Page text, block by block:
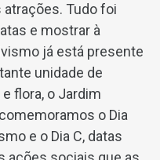
Tudo foi
e mostrar à
já está presente
unidade de
flora, o Jardim
o Dia
e o Dia C, datas